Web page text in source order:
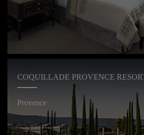
COQUILLADE PROVENCE
Provence